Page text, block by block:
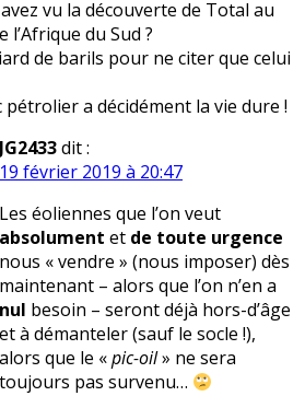
vu la découverte de Total au
l’Afrique du Sud ?
de barils pour ne citer que celui
pétrolier a décidément la vie dure !
JG2433dit :
19 février 2019 à 20:47
Les éoliennes que l’on veut
absolument et de toute urgence
nous « vendre » (nous imposer) dès
maintenant – alors que l’on n’en a
nul besoin – seront déjà hors-d’âge
et à démanteler (sauf le socle !),
alors que le «pic-oil» ne sera
toujours pas survenu…